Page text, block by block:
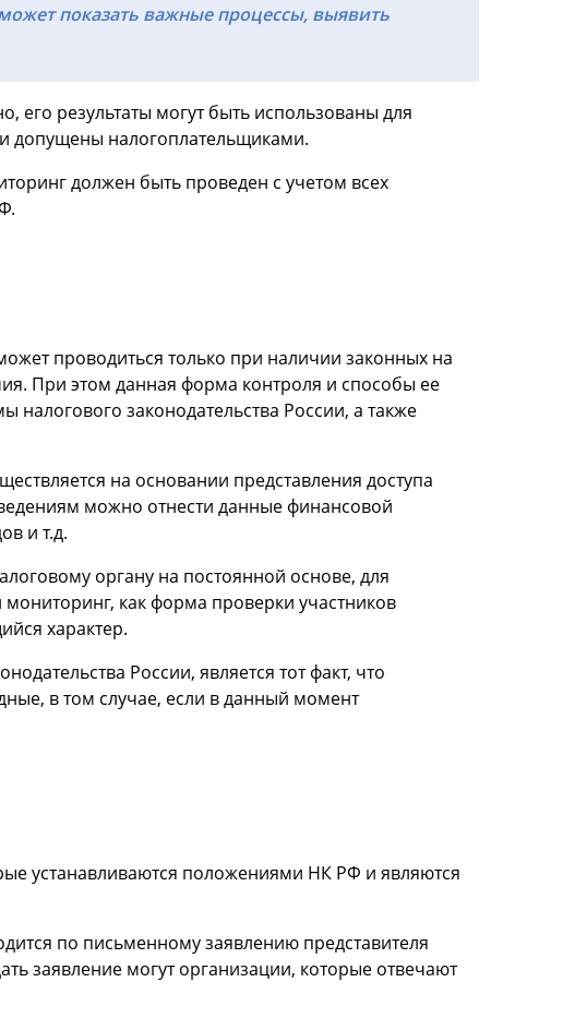
показать важные процессы, выявить
его результаты могут быть использованы для
допущены налогоплательщиками.
должен быть проведен с учетом всех
проводиться только при наличии законных на
При этом данная форма контроля и способы ее
законодательства России, а также
на основании представления доступа
можно отнести данные финансовой
и т.д.
органу на постоянной основе, для
как форма проверки участников
характер.
России, является тот факт, что
в том случае, если в данный момент
устанавливаются положениями НК РФ и являются
по письменному заявлению представителя
заявление могут организации, которые отвечают